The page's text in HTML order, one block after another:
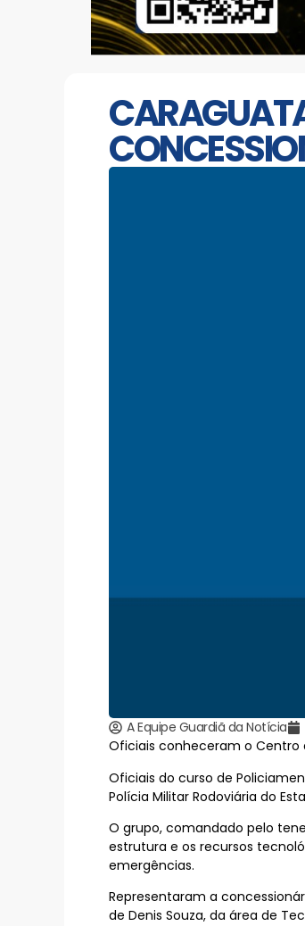
A Equipe Guardiã da Notícia
Oficiais conheceram o Centro
Oficiais do curso de
Polícia Militar Rodoviária do
O grupo, comandado pelo
estrutura e os recursos
emergências.
Representaram a
de Denis Souza, da área de